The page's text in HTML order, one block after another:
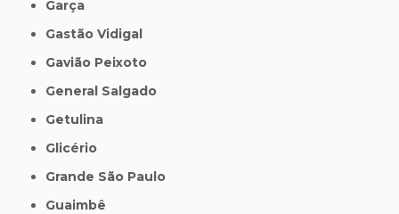
Garça
Gastão Vidigal
Gavião Peixoto
General Salgado
Getulina
Glicério
Grande São Paulo
Guaimbê